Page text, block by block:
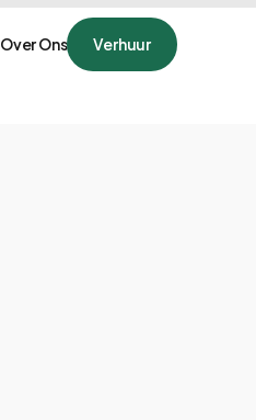
Over Ons Verhuur